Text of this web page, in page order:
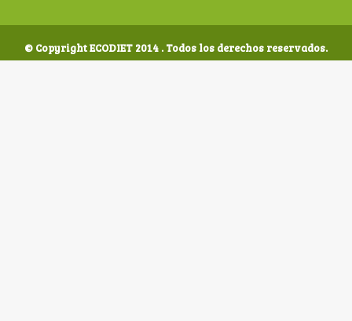
© Copyright ECODIET 2014 . Todos los derechos reservados.